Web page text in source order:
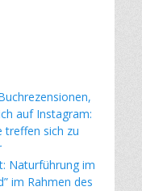
auf Instagram:
treffen sich zu
Naturführung im
im Rahmen des